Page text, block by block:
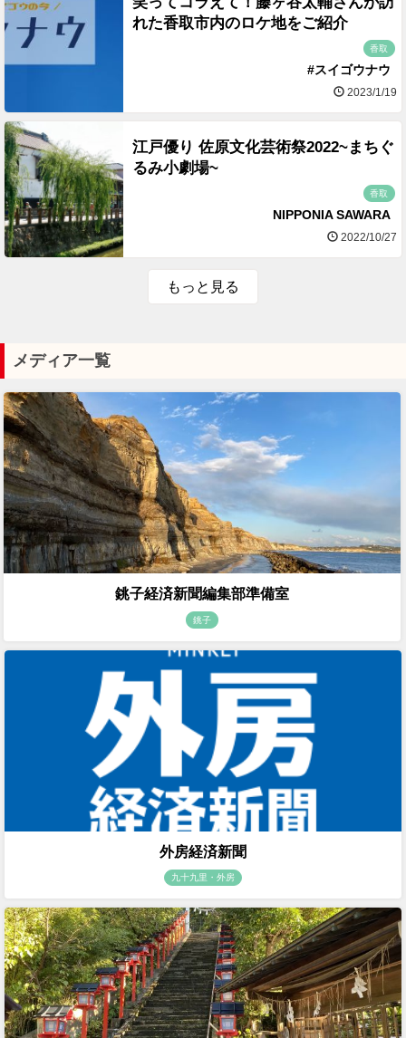
れた香取市内のロケ地をご紹介
香取
#スイゴウナウ
2023/1/19
江戸優り 佐原文化芸術祭2022~まちぐ
るみ小劇場~
香取
NIPPONIA SAWARA
2022/10/27
もっと見る
メディア一覧
銚子経済新聞編集部準備室
銚子
外房経済新聞
九十九里・外房